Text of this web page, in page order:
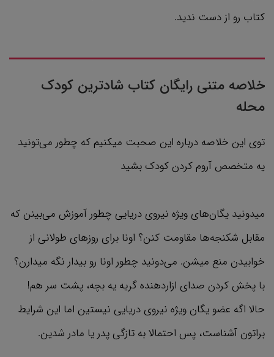
کتاب رو از دست ندید.
خلاصه متنی رایگان کتاب شادترین کودک
محله
توی این خلاصه درباره این صحبت میکنیم که چطور می‌تونید
یه متخصص آروم کردن کودک بشید
میدونید یگان‌های ویژه نیروی دریایی چطور آموزش می‌بینن که
مقابل شکنجه‌ها مقاومت کنن؟ اونا برای روزهای طولانی از
خوابیدن منع میشن. می‌دونید چطور اونا رو بیدار نگه میدارن؟
با پخش کردن صدای ازاردهنده گریه یه بچه، پشت سر هم!
حالا اگه عضو یگان ویژه نیروی دریایی نیستین اما این شرایط
براتون آشناست، پس احتمالا به تازگی پدر یا مادر شدین.